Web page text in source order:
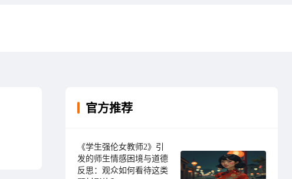
官方推荐
《学生强伦女教师2》引
发的师生情感困境与道德
反思：观众如何看待这类